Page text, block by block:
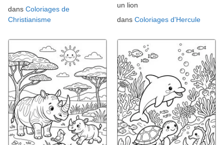
dans Coloriages de
Christianisme
un lion
dans Coloriages d'Hercule